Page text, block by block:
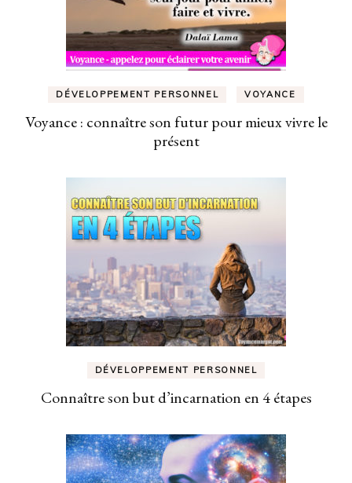
DÉVELOPPEMENT PERSONNEL VOYANCE
Voyance : connaître son futur pour mieux vivre le
présent
DÉVELOPPEMENT PERSONNEL
Connaître son but d’incarnation en 4 étapes